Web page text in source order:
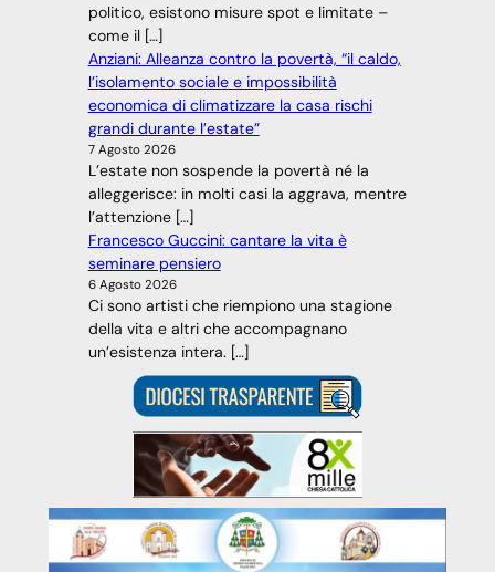
politico, esistono misure spot e limitate –
come il […]
Anziani: Alleanza contro la povertà, “il caldo,
l’isolamento sociale e impossibilità
economica di climatizzare la casa rischi
grandi durante l’estate”
7 Agosto 2026
L’estate non sospende la povertà né la
alleggerisce: in molti casi la aggrava, mentre
l’attenzione […]
Francesco Guccini: cantare la vita è
seminare pensiero
6 Agosto 2026
Ci sono artisti che riempiono una stagione
della vita e altri che accompagnano
un’esistenza intera. […]